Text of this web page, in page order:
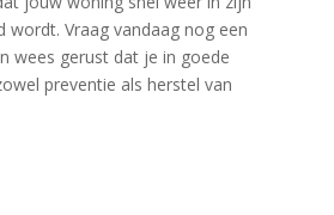
wordt.​ Vraag vandaag nog een
wees gerust dat je in goede
preventie als herstel van